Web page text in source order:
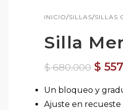
INICIO SILLAS SILLAS
Silla
$680.000 $
Un bloqueo y
Ajuste en recueste